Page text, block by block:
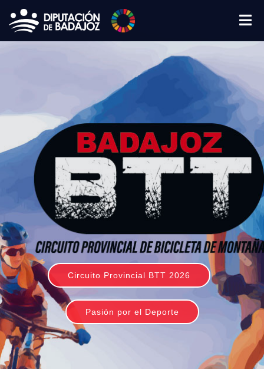
Circuito Provincial BTT 2026
Pasión por el Deporte